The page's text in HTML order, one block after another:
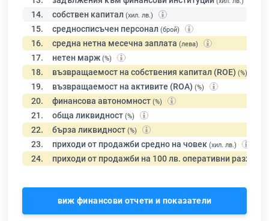
14. собствен капитал (хил. лв.)
15. средносписъчен персонал (брой)
16. средна нетна месечна заплата (лева)
17. нетен марж (%)
18. възвращаемост на собствения капитал (ROE) (%)
19. възвращаемост на активите (ROA) (%)
20. финансова автономност (%)
21. обща ликвидност (%)
22. бърза ликвидност (%)
23. приходи от продажби средно на човек (хил. лв.)
24. приходи от продажби на 100 лв. оперативни разходи
виж финансови отчети и показатели